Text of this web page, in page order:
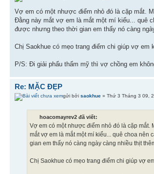
Vợ em có một nhược điểm nhỏ đó là cặp mắt.
Đằng này mắt vợ em là mắt một mí kiểu... quê
được nhưng theo thời gian em thấy nó càng
Chị Saokhue có mẹo trang điểm chi giúp vợ
P/S: Đi giải phẩu thẩm mỹ thì vợ chồng em
Re: MẶC ĐẸP
gửi bởi saokhue » Thứ 3 Tháng 3 09,
hoacomayrev2 đã viết:
Vợ em có một nhược điểm nhỏ đó là cặp mắt.
mắt vợ em là mắt một mí kiểu... quê choa
gian em thấy nó càng ngày càng nhiều thịt
Chị Saokhue có mẹo trang điểm chi giúp vợ